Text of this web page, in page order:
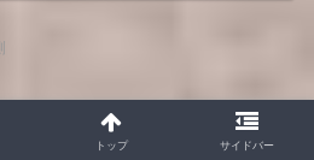
トップ サイドバー